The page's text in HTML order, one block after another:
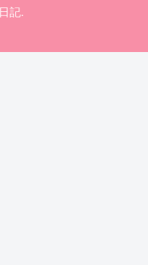
記.